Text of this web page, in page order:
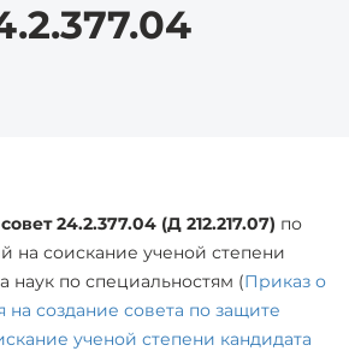
24.2.377.04 (Д 212.217.07) по
на соискание ученой степени
наук по специальностям (Приказ о
создание совета по защите
ученой степени кандидата